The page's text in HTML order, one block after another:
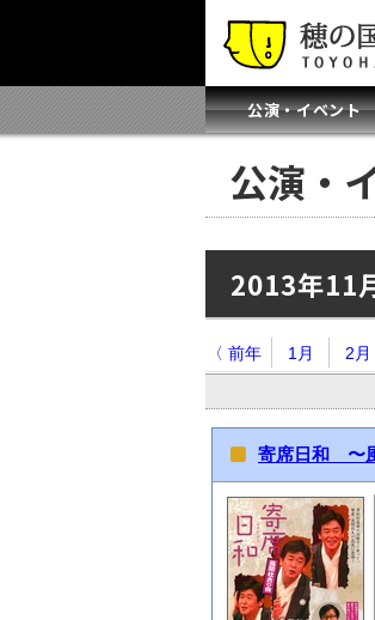
公演・イベント
公演・
2013年11
〈 前年 1月 2月
寄席日和 〜